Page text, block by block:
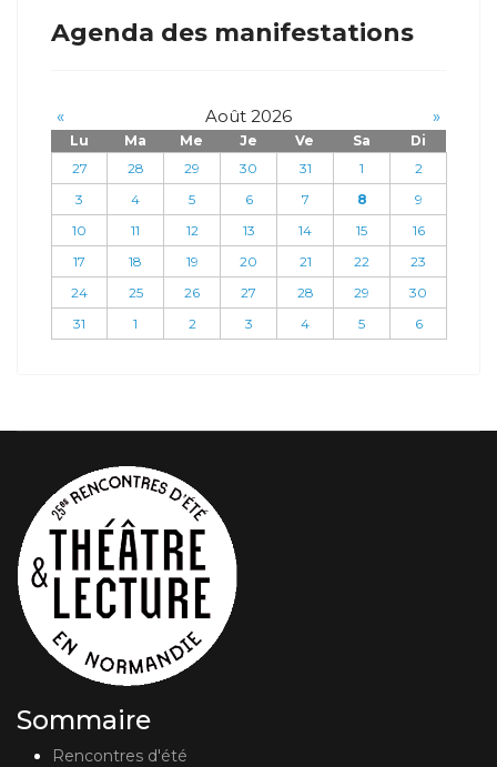
Agenda des manifestations
« Août 2026 »
Lu Ma Me Je Ve Sa
Di
27
28 29 30 31 1
2
3
4 5 6 7 8
9
10
11 12 13 14 15
16
17
18 19 20 21 22
23
24
25 26 27 28 29
30
31
1 2 3 4 5 6
Sommaire
Rencontres d'été